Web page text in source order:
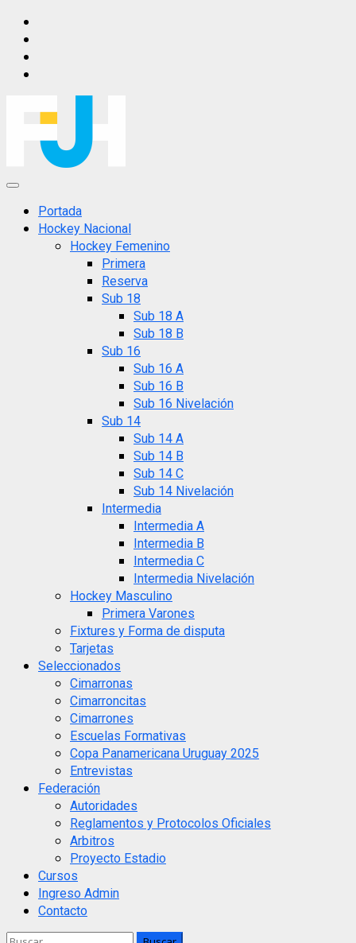
Saltar
contenido
Menú
principalPortada
Hockey Nacional
Hockey Femenino
Primera
Reserva
Sub 18
Sub 18 A
Sub 18 B
Sub 16
Sub 16 A
Sub 16 B
Sub 16 Nivelación
Sub 14
Sub 14 A
Sub 14 B
Sub 14 C
Sub 14 Nivelación
Intermedia
Intermedia A
Intermedia B
Intermedia C
Intermedia Nivelación
Hockey Masculino
Primera Varones
Fixtures y Forma de disputa
Tarjetas
Seleccionados
Cimarronas
Cimarroncitas
Cimarrones
Escuelas Formativas
Copa Panamericana Uruguay 2025
Entrevistas
Federación
Autoridades
Reglamentos y Protocolos Oficiales
Arbitros
Proyecto Estadio
Cursos
Ingreso Admin
Contacto